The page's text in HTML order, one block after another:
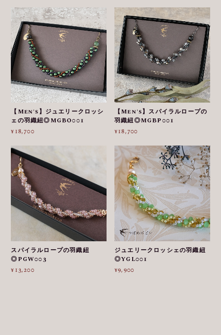
【Men's】ジュエリークロッシ
ェの羽織紐◎MGBO001
¥18,700
【Men's】スパイラルロープの
羽織紐◎MGBP001
¥18,700
スパイラルロープの羽織紐
◎PGW003
¥13,200
ジュエリークロッシェの羽織紐
◎YGL001
¥9,900